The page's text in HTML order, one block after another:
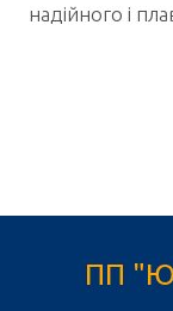
надійного і
ПП